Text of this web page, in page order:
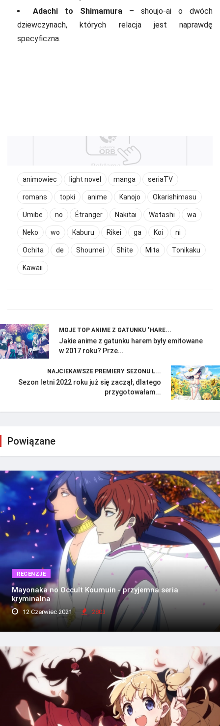
Adachi to Shimamura – shoujo-ai o dwóch
dziewczynach, których relacja jest naprawdę
specyficzna.
animowiec light novel manga seriaTV
romans topki anime Kanojo Okarishimasu
Umibe no Étranger Nakitai Watashi wa
Neko wo Kaburu Rikei ga Koi ni
Ochita de Shoumei Shite Mita Tonikaku
Kawaii
MOJE TOP ANIME Z GATUNKU "HARE...
Jakie anime z gatunku harem były emitowane
w 2017 roku? Prze...
NAJCIEKAWSZE PREMIERY SEZONU L...
Sezon letni 2022 roku już się zaczął, dlatego
przygotowałam...
Powiązane
RECENZJE
Mayonaka no Occult Koumuin - przyjemna seria
kryminalna
12 Czerwiec 2021 2803